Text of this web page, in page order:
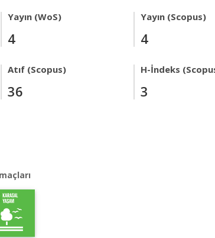
Yayın (WoS)
4
Yayın (Scopus)
4
Atıf (Scopus)
36
H-İndeks
3